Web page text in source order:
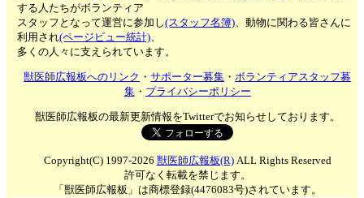
する人たちがボランティア
スタッフとなって運営に参加し(スタッフ名簿)、動物に関わる皆さんに
利用され(ページビュー統計)、
多くの人々に支えられています。
獣医師広報板へのリンク ・サポーター募集 ・ボランティアスタッフ募
集・ プライバシーポリシー
獣医師広報板の最新更新情報をTwitterでお知らせしております。
Copyright(C) 1997-2026 獣医師広報板(R)ALL Rights Reserved
許可なく転載を禁じます。
「獣医師広報板」は商標登録(4476083号)されています。